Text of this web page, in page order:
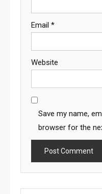
Email *
Website
Save my name,
browser for the